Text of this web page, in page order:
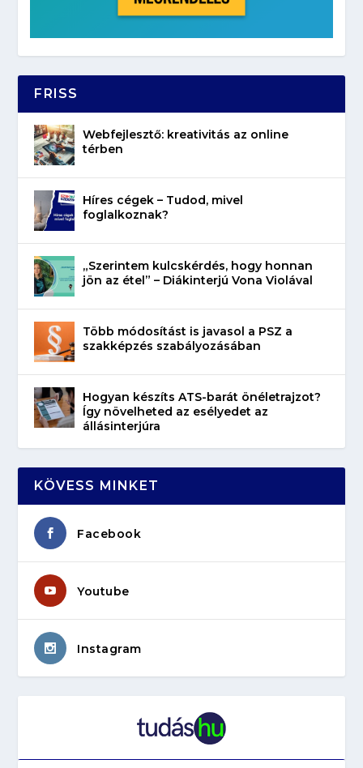
FRISS
Webfejlesztő: kreativitás az online
térben
Híres cégek – Tudod, mivel
foglalkoznak?
„Szerintem kulcskérdés, hogy honnan
jön az étel” – Diákinterjú Vona Violával
Több módosítást is javasol a PSZ a
szakképzés szabályozásában
Hogyan készíts ATS-barát önéletrajzot?
Így növelheted az esélyedet az
állásinterjúra
KÖVESS MINKET
Facebook
Youtube
Instagram